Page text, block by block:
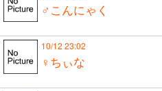
♂こんにゃく
10/12 23:02
♀ちぃな